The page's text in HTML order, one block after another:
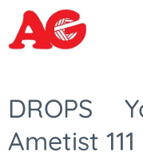
Ametist 111